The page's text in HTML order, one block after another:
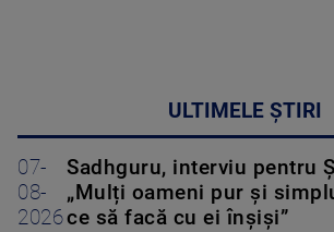
ULTIMELE ȘTIRI
07-
08-
2026
Sadhguru, interviu pentru
„Mulți oameni pur și
ce să facă cu ei înșiși”